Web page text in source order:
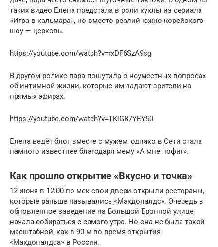
таких видео Елена предстала в роли куклы из сериала
«Игра в кальмара», но вместо реалий южно-корейского
шоу — церковь.
https://youtube.com/watch?v=rxDF6SzA9sg
В другом ролике пара пошутила о неуместных вопросах
об интимной жизни, которые им задают зрители на
прямых эфирах.
https://youtube.com/watch?v=TKiGB7YEY50
Елена ведёт блог вместе с мужем, однако в Сети стала
намного известнее благодаря мему «А мне пофиг».
Как прошло открытие «Вкусно и точка»
12 июня в 12:00 по мск свои двери открыли рестораны,
которые раньше назывались «Макдоналдс». Очередь в
обновленное заведение на Большой Бронной улице
начала собираться с самого утра. Но она не была такой
масштабной, как в 90-м во время открытия
«Макдоналдса» в России.